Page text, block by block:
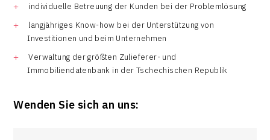
individuelle Betreuung der Kunden bei der Problemlösung
langjähriges Know-how bei der Unterstützung von
Investitionen und beim Unternehmen
Verwaltung der größten Zulieferer- und
Immobiliendatenbank in der Tschechischen Republik
Wenden Sie sich an uns: